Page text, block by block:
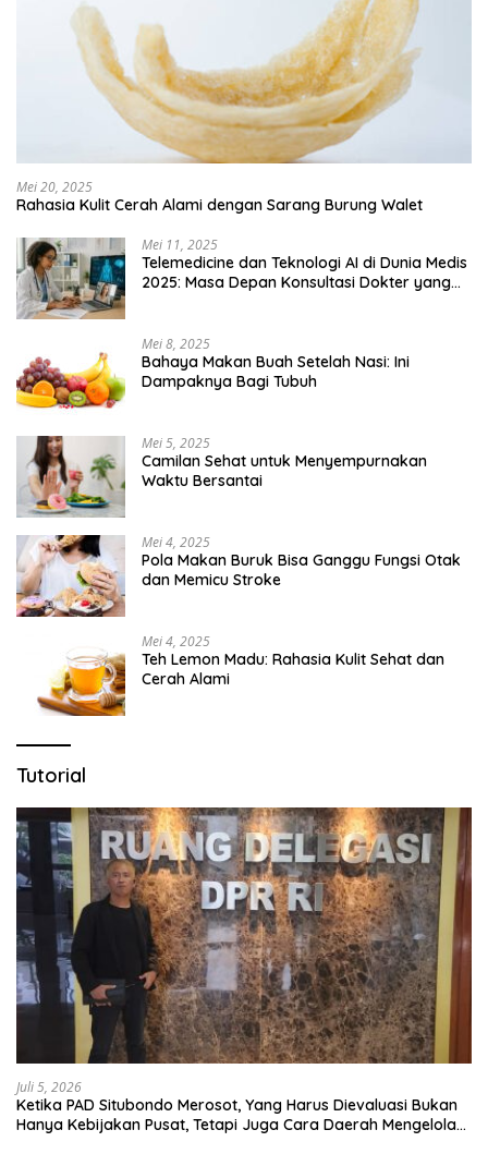
Mei 20, 2025
Rahasia Kulit Cerah Alami dengan Sarang Burung Walet
Mei 11, 2025
Telemedicine dan Teknologi AI di Dunia Medis
2025: Masa Depan Konsultasi Dokter yang
Mei 8, 2025
Bahaya Makan Buah Setelah Nasi: Ini
Dampaknya Bagi Tubuh
Mei 5, 2025
Camilan Sehat untuk Menyempurnakan
Waktu Bersantai
Mei 4, 2025
Pola Makan Buruk Bisa Ganggu Fungsi Otak
dan Memicu Stroke
Mei 4, 2025
Teh Lemon Madu: Rahasia Kulit Sehat dan
Cerah Alami
Tutorial
Juli 5, 2026
Ketika PAD Situbondo Merosot, Yang Harus Dievaluasi Bukan
Hanya Kebijakan Pusat, Tetapi Juga Cara Daerah Mengelola